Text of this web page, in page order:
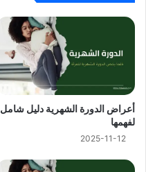
أعراض الدورة الشهرية دليل شامل
لفهمها
2025-11-12